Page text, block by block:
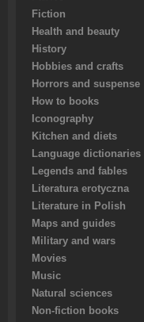
Fiction
Health and beauty
History
Hobbies and crafts
Horrors and suspense
How to books
Iconography
Kitchen and diets
Language dictionaries
Legends and fables
Literatura erotyczna
Literature in Polish
Maps and guides
Military and wars
Movies
Music
Natural sciences
Non-fiction books